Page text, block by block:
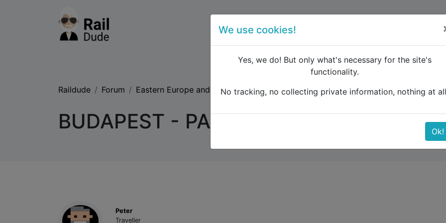
Raildude Forum Eastern Europe and the Caucasus BUDAPEST - PARIS - Zug
BUDAPEST - PARIS - Zug
Peter
Traveller
We use cookies!
Yes, we do! But only what's necessary for the site's
functionality.
No tracking, no collecting private information, nothing at
Ok!